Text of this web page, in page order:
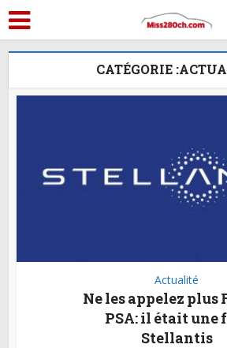
CATÉGORIE
Actualité
Ne les appelez plus
PSA: il était une
Stellantis